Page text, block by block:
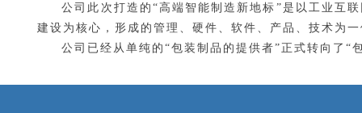
公司此次打造的 “高端智能制造新地标”是以工业互
建设为核心，形成的管理、硬件、软件、产品、技术为
公司已经从单纯的 “包装制品的提供者”正式转向了“